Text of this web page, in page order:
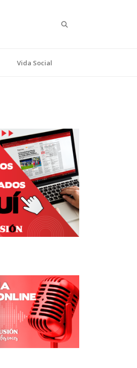
Vida Social